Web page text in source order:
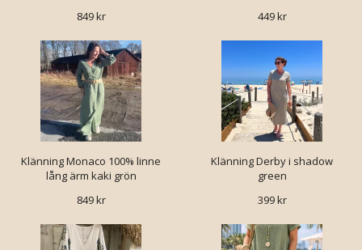
849 kr
449 kr
Klänning Monaco 100% linne
lång ärm kaki grön
849 kr
Klänning Derby i shadow
green
399 kr